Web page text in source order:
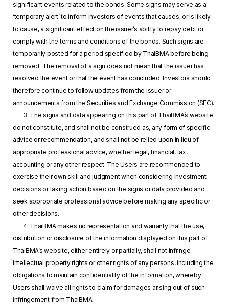
significant events related to the bonds. Some signs may serve as a
‘temporary alert’ to inform investors of events that causes, or is likely
to cause, a significant effect on the issuer’s ability to repay debt or
comply with the terms and conditions of the bonds. Such signs are
temporarily posted for a period specified by ThaiBMA before being
removed. The removal of a sign does not mean that the issuer has
resolved the event or that the event has concluded. Investors should
therefore continue to follow updates from the issuer or
announcements from the Securities and Exchange Commission (SEC).
3. The signs and data appearing on this part of ThaiBMA’s website
do not constitute, and shall not be construed as, any form of specific
advice or recommendation, and shall not be relied upon in lieu of
appropriate professional advice, whether legal, financial, tax,
accounting or any other respect. The Users are recommended to
exercise their own skill and judgment when considering investment
decisions or taking action based on the signs or data provided and
seek appropriate professional advice before making any specific or
other decisions.
4. ThaiBMA makes no representation and warranty that the use,
distribution or disclosure of the information displayed on this part of
ThaiBMA’s website, either entirely or partially, shall not infringe
intellectual property rights or other rights of any persons, including the
obligations to maintain confidentiality of the information, whereby
Users shall waive all rights to claim for damages arising out of such
infringement from ThaiBMA.